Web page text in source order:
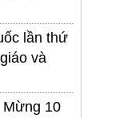
lần thứ
và
Mừng 10